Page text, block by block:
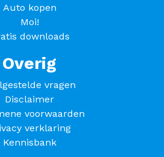
Auto kopen
Moi!
downloads
Overig
vragen
Disclaimer
voorwaarden
verklaring
Kennisbank